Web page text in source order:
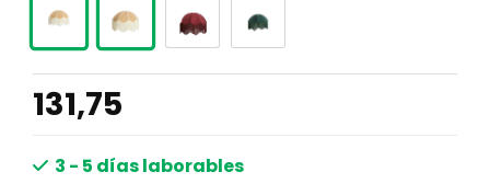
131,75
3 - 5 días laborables